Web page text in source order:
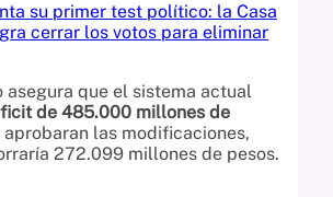
su primer test político: la Casa
cerrar los votos para eliminar
asegura que el sistema actual
de 485.000 millones de
aprobaran las modificaciones,
272.099 millones de pesos.